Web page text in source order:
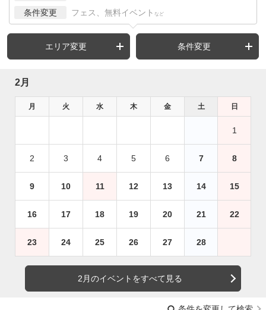
条件変更 フェス、無料イベント など
エリア変更 条件変更
2月
月 火 水 木 金 土 日
1
2 3 4 5 6 7 8
9 10 11 12 13 14 15
16 17 18 19 20 21 22
23 24 25 26 27 28
2月のイベントをすべて見る